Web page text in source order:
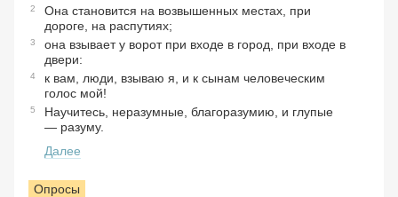
2
Она становится на возвышенных местах, при
дороге, на распутиях;
3
она взывает у ворот при входе в город, при входе в
двери:
4
к вам, люди, взываю я, и к сынам человеческим
голос мой!
5
Научитесь, неразумные, благоразумию, и глупые
— разуму.
Далее
Опросы